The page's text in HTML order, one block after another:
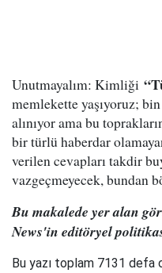
Unutmayalım: Kimliği
memlekette yaşıyoruz;
alınıyor ama bu
bir türlü haberdar
verilen cevapları takdir
vazgeçmeyecek, bundan
Bu makalede yer alan
News'in editöryel
Bu yazı toplam 7131 defa